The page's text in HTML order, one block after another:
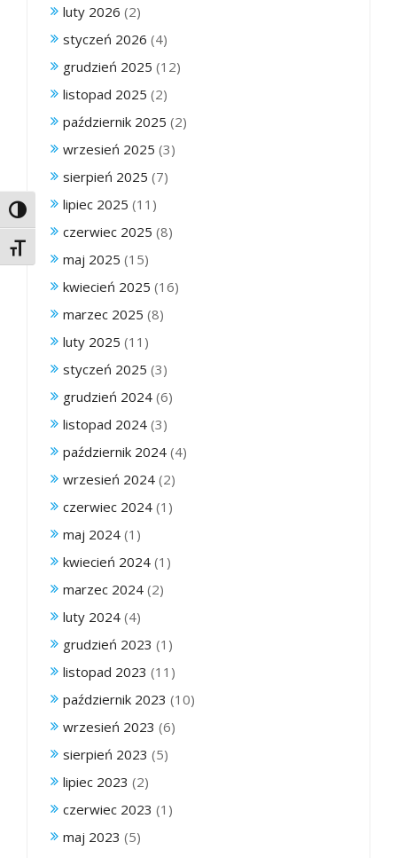
Toggle High Contrast
Toggle Font size
luty 2026 (2)
styczeń 2026 (4)
grudzień 2025 (12)
listopad 2025 (2)
październik 2025 (2)
wrzesień 2025 (3)
sierpień 2025 (7)
lipiec 2025 (11)
czerwiec 2025 (8)
maj 2025 (15)
kwiecień 2025 (16)
marzec 2025 (8)
luty 2025 (11)
styczeń 2025 (3)
grudzień 2024 (6)
listopad 2024 (3)
październik 2024 (4)
wrzesień 2024 (2)
czerwiec 2024 (1)
maj 2024 (1)
kwiecień 2024 (1)
marzec 2024 (2)
luty 2024 (4)
grudzień 2023 (1)
listopad 2023 (11)
październik 2023 (10)
wrzesień 2023 (6)
sierpień 2023 (5)
lipiec 2023 (2)
czerwiec 2023 (1)
maj 2023 (5)